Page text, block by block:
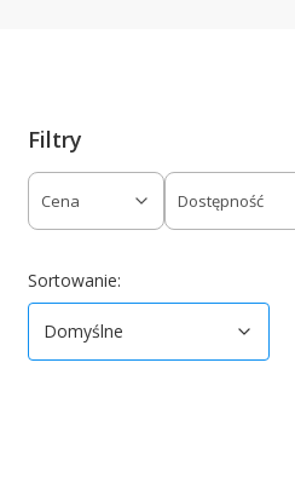
Filtry
Cena Dostępność
Sortowanie:
Domyślne